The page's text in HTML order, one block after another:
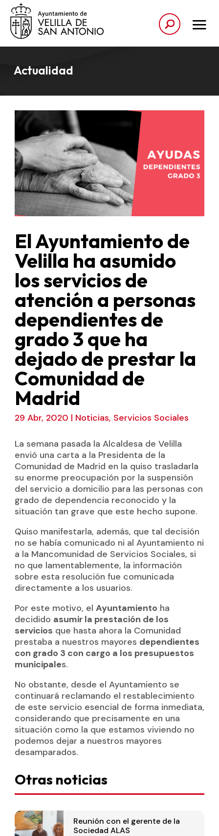
Actualidad
El Ayuntamiento de
Velilla ha asumido
los servicios de
atención a personas
dependientes de
grado 3 que ha
dejado de prestar la
Comunidad de
Madrid
29 Abr, 2020 | Noticias, Servicios Sociales
La semana pasada la Alcaldesa de Velilla
envió una carta a la Presidenta de la
Comunidad de Madrid en la quiso trasladarla
su enorme preocupación por la suspensión
del servicio a domicilio para las personas con
grado de dependencia reconocido y la
situación tan grave que este hecho supone.
Quiso manifestarla, además, que tal decisión
no se había comunicado ni al Ayuntamiento ni
a la Mancomunidad de Servicios Sociales, si
no que lamentablemente, la información
sobre esta resolución fue comunicada
directamente a los usuarios.
Por este motivo, el Ayuntamiento ha
decidido asumir la prestación de los
servicios que hasta ahora la Comunidad
prestaba a nuestros mayores dependientes
con grado 3 con cargo a los presupuestos
municipales.
No obstante, desde el Ayuntamiento se
continuará reclamando el restablecimiento
de este servicio esencial de forma inmediata,
considerando que precisamente en una
situación como la que estamos viviendo no
podemos dejar a nuestros mayores
desamparados.
Otras noticias
Reunión con el gerente de la
Sociedad ALAS